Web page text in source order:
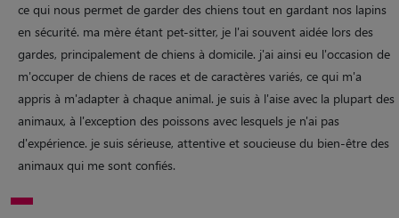
ce qui nous permet de garder des chiens tout en gardant nos lapins
en sécurité. ma mère étant pet-sitter, je l'ai souvent aidée lors des
gardes, principalement de chiens à domicile. j'ai ainsi eu l'occasion de
m'occuper de chiens de races et de caractères variés, ce qui m'a
appris à m'adapter à chaque animal. je suis à l'aise avec la plupart des
animaux, à l'exception des poissons avec lesquels je n'ai pas
d'expérience. je suis sérieuse, attentive et soucieuse du bien-être des
animaux qui me sont confiés.